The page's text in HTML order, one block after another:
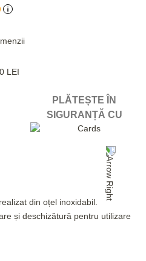
LEI
PLĂTEȘTE ÎN
SIGURANȚĂ CU
din oțel inoxidabil.
și deschizătură pentru utilizare